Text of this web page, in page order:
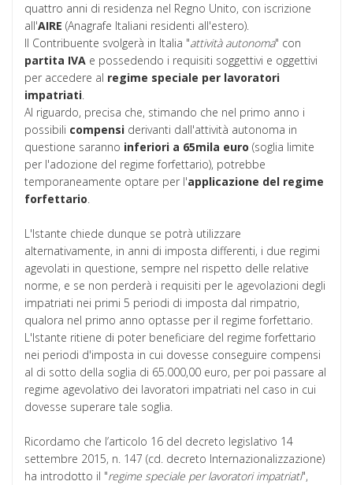
quattro anni di residenza nel Regno Unito, con iscrizione
all'AIRE (Anagrafe Italiani residenti all'estero).
Il Contribuente svolgerà in Italia "attività autonoma" con
partita IVA e possedendo i requisiti soggettivi e oggettivi
per accedere al regime speciale per lavoratori
impatriati.
Al riguardo, precisa che, stimando che nel primo anno i
possibili compensi derivanti dall'attività autonoma in
questione saranno inferiori a 65mila euro (soglia limite
per l'adozione del regime forfettario), potrebbe
temporaneamente optare per l'applicazione del regime
forfettario.
L'Istante chiede dunque se potrà utilizzare
alternativamente, in anni di imposta differenti, i due regimi
agevolati in questione, sempre nel rispetto delle relative
norme, e se non perderà i requisiti per le agevolazioni degli
impatriati nei primi 5 periodi di imposta dal rimpatrio,
qualora nel primo anno optasse per il regime forfettario.
L'Istante ritiene di poter beneficiare del regime forfettario
nei periodi d'imposta in cui dovesse conseguire compensi
al di sotto della soglia di 65.000,00 euro, per poi passare al
regime agevolativo dei lavoratori impatriati nel caso in cui
dovesse superare tale soglia.
Ricordamo che l’articolo 16 del decreto legislativo 14
settembre 2015, n. 147 (cd. decreto Internazionalizzazione)
ha introdotto il "regime speciale per lavoratori impatriati",